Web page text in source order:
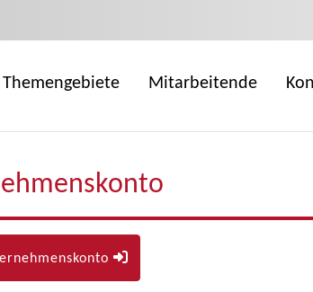
Themengebiete Mitarbeitende